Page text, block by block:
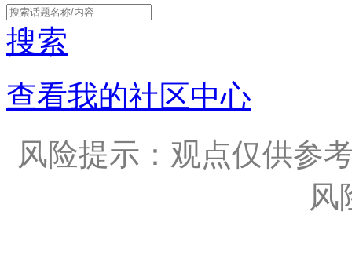
搜索
查看我的社区中心
风险提示：观点仅供参
风